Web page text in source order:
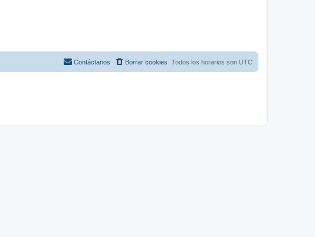
Todos los horarios son UTC
Borrar cookies
Contáctanos